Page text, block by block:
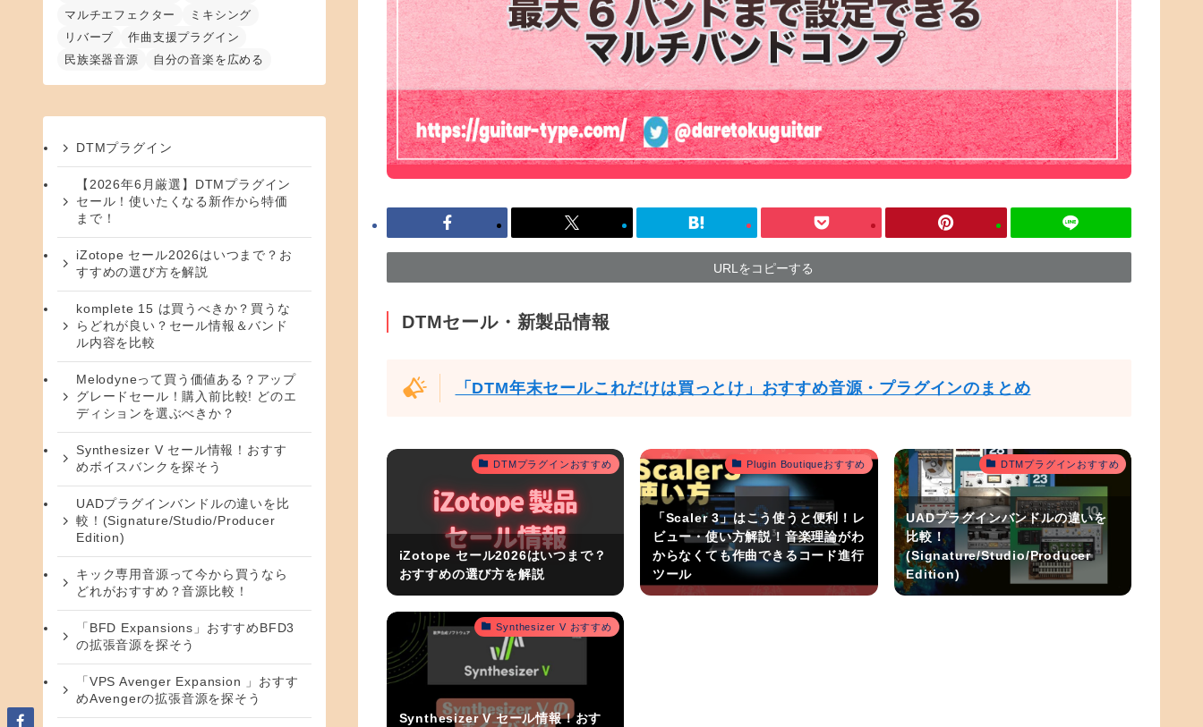
URLをコピーする
DTMセール・新製品情報
「DTM年末セールこれだけは買っとけ」おすすめ音源・プラグインのまとめ
DTMプラグインおすすめ
iZotope セール2026はいつまで？
おすすめの選び方を解説
Plugin Boutiqueおすすめ
「Scaler 3」はこう使うと便利！レ
ビュー・使い方解説！音楽理論がわ
からなくても作曲できるコード進行
ツール
DTMプラグインおすすめ
UADプラグインバンドルの違いを
比較！
(Signature/Studio/Producer
Edition)
Synthesizer V おすすめ
Synthesizer V セール情報！おす
マルチエフェクター
ミキシング
リバーブ
作曲支援プラグイン
民族楽器音源
自分の音楽を広める
DTMプラグイン
【2026年6月厳選】DTMプラグイン
セール！使いたくなる新作から特価
まで！
iZotope セール2026はいつまで？お
すすめの選び方を解説
komplete 15 は買うべきか？買うな
らどれが良い？セール情報＆バンド
ル内容を比較
Melodyneって買う価値ある？アップ
グレードセール！購入前比較! どのエ
ディションを選ぶべきか？
Synthesizer V セール情報！おすす
めボイスバンクを探そう
UADプラグインバンドルの違いを比
較！(Signature/Studio/Producer
Edition)
キック専用音源って今から買うなら
どれがおすすめ？音源比較！
「BFD Expansions」おすすめBFD3
の拡張音源を探そう
「VPS Avenger Expansion 」おすす
めAvengerの拡張音源を探そう